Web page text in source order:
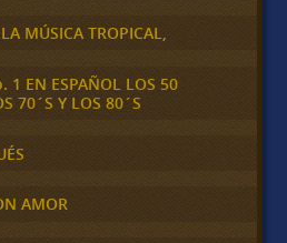
MÚSICA TROPICAL,
1 EN ESPAÑOL LOS 50
70´S Y LOS 80´S
AMOR